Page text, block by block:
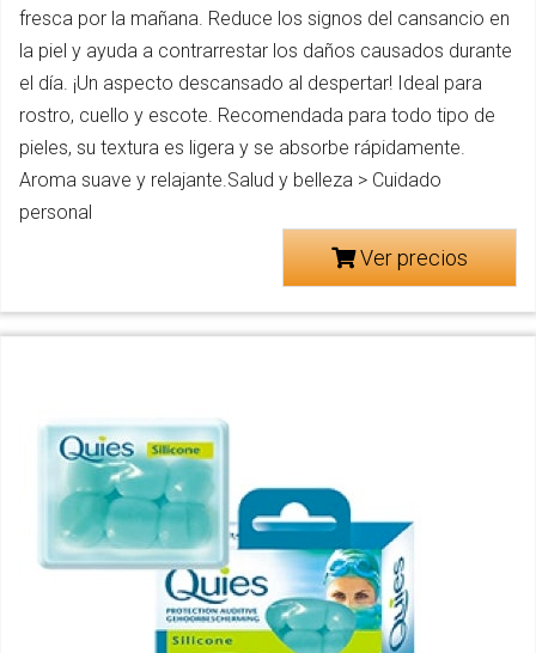
fresca por la mañana. Reduce los signos del cansancio en
la piel y ayuda a contrarrestar los daños causados durante
el día. ¡Un aspecto descansado al despertar! Ideal para
rostro, cuello y escote. Recomendada para todo tipo de
pieles, su textura es ligera y se absorbe rápidamente.
Aroma suave y relajante.Salud y belleza > Cuidado
personal
Ver precios